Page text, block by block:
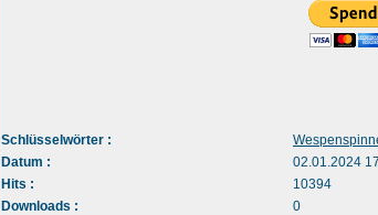
Schlüsselwörter :
Datum :
02.01.2024
Hits :
10394
Downloads :
0